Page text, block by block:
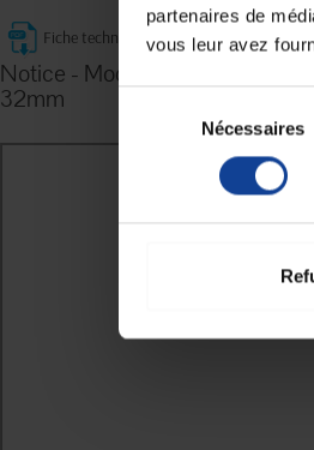
partenaires de
vous leur avez
consentement
Nécessaires
Fiche technique
Notice - Mode d'emploi de
32mm